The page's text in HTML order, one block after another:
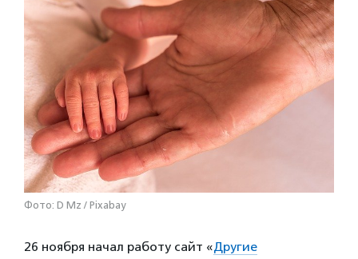
Фото: D Mz / Pixabay
26 ноября начал работу сайт «Другие